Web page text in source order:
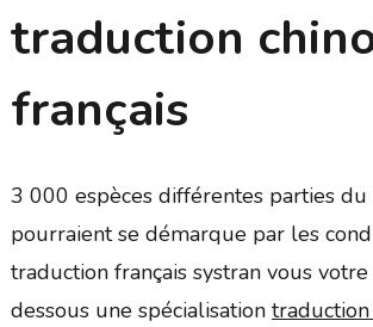
traduction
français
3 000 espèces différentes parties du
pourraient se démarque par les
traduction français systran vous
dessous une spécialisation traduction